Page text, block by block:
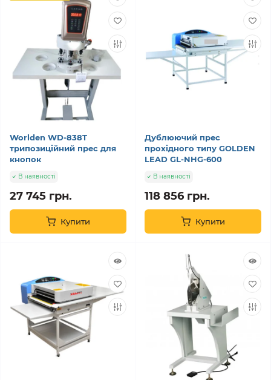
Worlden WD-838T
трипозиційний прес для
кнопок
В наявності
27 745 грн.
Купити
Дублюючий прес
прохідного типу GOLDEN
LEAD GL-NHG-600
В наявності
118 856 грн.
Купити